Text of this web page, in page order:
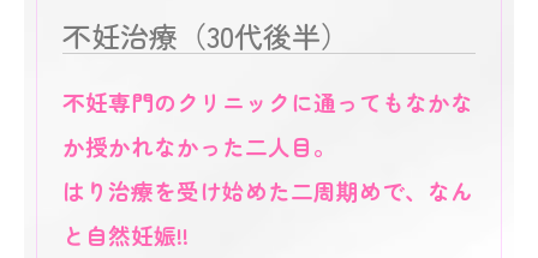
不妊治療（30代後半）
不妊専門のクリニックに通ってもなかな
か授かれなかった二人目。
はり治療を受け始めた二周期めで、なん
と自然妊娠!!